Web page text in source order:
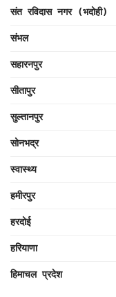
संत रविदास नगर (भदोही)
संभल
सहारनपुर
सीतापुर
सुल्तानपुर
सोनभद्र
स्वास्थ्य
हमीरपुर
हरदोई
हरियाणा
हिमाचल प्रदेश